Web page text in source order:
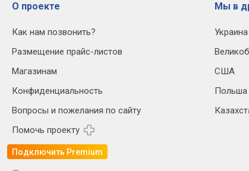
О проекте
Как нам позвонить?
Размещение прайс-листов
Магазинам
Конфиденциальность
Вопросы и пожелания по сайту
Помочь проекту
Подключить Premium
Мы в
Украина
США
Польша